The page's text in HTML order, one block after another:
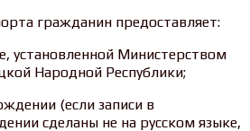
гражданин предоставляет:
установленной Министерством
Народной Республики;
(если записи в
сделаны не на русском языке,